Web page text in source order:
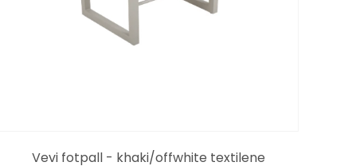
Vevi fotpall - khaki/offwhite textilene